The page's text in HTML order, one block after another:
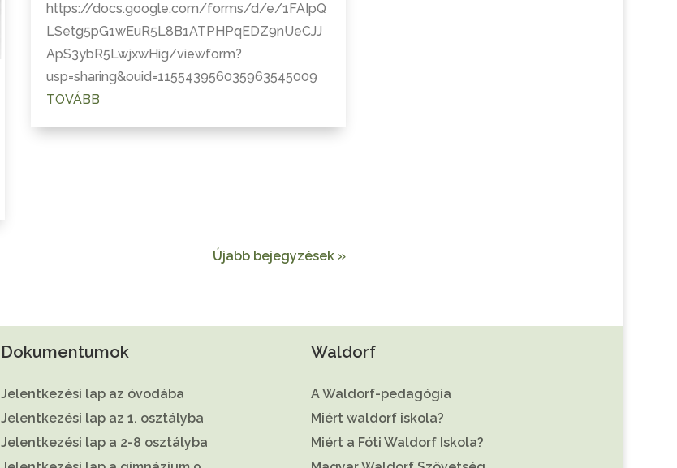
https://docs.google.com/forms/d/e/1FAIpQ
LSetg5pG1wEuR5L8B1ATPHPqEDZ9nUeCJJ
ApS3ybR5LwjxwHig/viewform?
usp=sharing&ouid=115543956035963545009
TOVÁBB
Újabb bejegyzések »
Dokumentumok
Jelentkezési lap az óvodába
Jelentkezési lap az 1. osztályba
Jelentkezési lap a 2-8 osztályba
Waldorf
A Waldorf-pedagógia
Miért waldorf iskola?
Miért a Fóti Waldorf Iskola?